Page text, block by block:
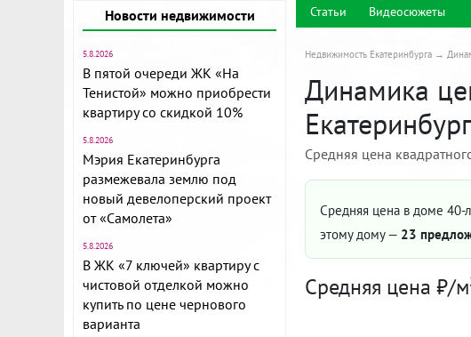
Новости недвижимости
5.8.2026
В пятой очереди ЖК «На
Тенистой» можно приобрести
квартиру со скидкой 10%
5.8.2026
Мэрия Екатеринбурга
размежевала землю под
новый девелоперский проект
от «Самолета»
5.8.2026
В ЖК «7 ключей» квартиру с
чистовой отделкой можно
купить по цене чернового
варианта
Статьи
Видеосюжеты
Недвижимость Екатеринбурга
Динамика
Екатеринбург
Средняя цена
Средняя цена в доме 40-
этому дому — 23
Средняя цена ₽/